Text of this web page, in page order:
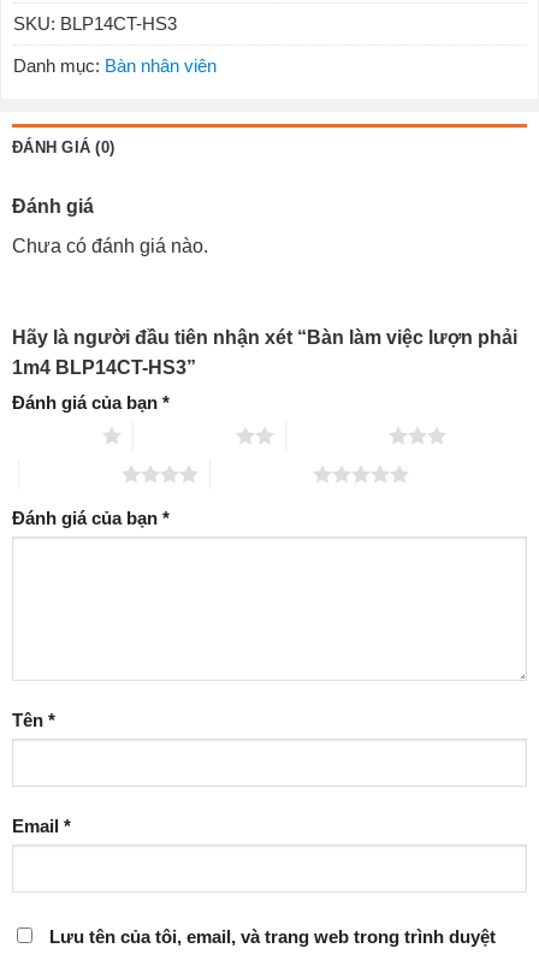
SKU: BLP14CT-HS3
Danh mục: Bàn nhân viên
ĐÁNH GIÁ (0)
Đánh giá
Chưa có đánh giá nào.
Hãy là người đầu tiên nhận xét “Bàn làm việc lượn phải
1m4 BLP14CT-HS3”
Đánh giá của bạn *
Đánh giá của bạn *
Tên *
Email *
Lưu tên của tôi, email, và trang web trong trình duyệt